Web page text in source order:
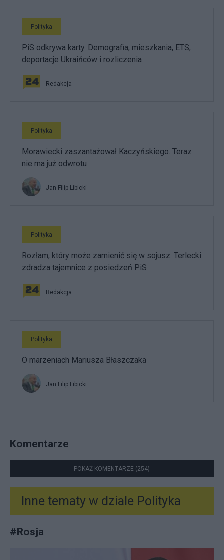
Polityka
PiS odkrywa karty. Demografia, mieszkania, ETS,
deportacje Ukraińców i rozliczenia
Redakcja
Polityka
Morawiecki zaszantażował Kaczyńskiego. Teraz
nie ma już odwrotu
Jan Filip Libicki
Polityka
Rozłam, który może zamienić się w sojusz. Terlecki
zdradza tajemnice z posiedzeń PiS
Redakcja
Polityka
O marzeniach Mariusza Błaszczaka
Jan Filip Libicki
Komentarze
POKAŻ KOMENTARZE (254)
Inne tematy w dziale Polityka
#Rosja